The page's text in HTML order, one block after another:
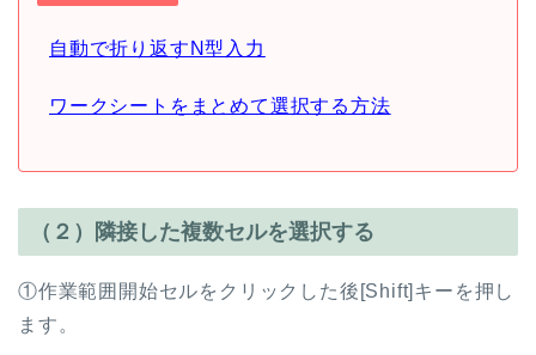
自動で折り返すN型入力
ワークシートをまとめて選択する方法
（２）隣接した複数セルを選択する
①作業範囲開始セルをクリックした後[Shift]キーを押し
ます。